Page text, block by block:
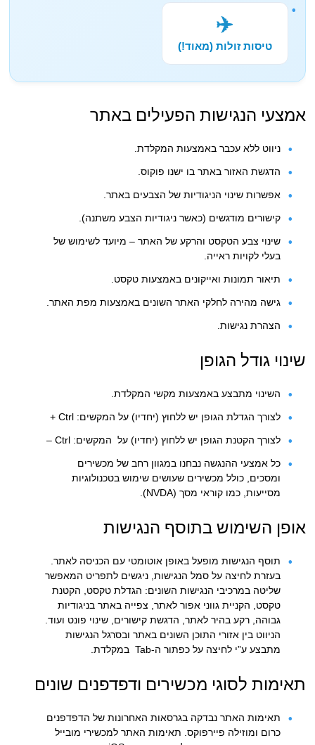
✈️
טיסות זולות (מאוד!)
אמצעי הנגישות הפעילים באתר
ניווט ללא עכבר באמצעות המקלדת.
הדגשת האזור באתר בו ישנו פוקוס.
אפשרות שינוי הניגודיות של הצבעים באתר.
קישורים מודגשים (כאשר ניגודיות הצבע משתנה).
שינוי צבע הטקסט והרקע של האתר – מיועד לשימוש של
בעלי לקויות ראייה.
תיאור תמונות ואייקונים באמצעות טקסט.
גישה מהירה לחלקי האתר השונים באמצעות מפת האתר.
הצהרת נגישות.
שינוי גודל הגופן
השינוי מתבצע באמצעות מקשי המקלדת.
לצורך הגדלת הגופן יש ללחוץ (יחדיו) על המקשים: Ctrl +
לצורך הקטנת הגופן יש ללחוץ (יחדיו) על המקשים: Ctrl –
כל אמצעי ההנגשה נבחנו במגוון רחב של מכשירים
ומסכים, כולל מכשירים שעושים שימוש בטכנולוגיות
מסייעות, כמו קוראי מסך (NVDA).
אופן השימוש בתוסף הנגישות
תוסף הנגישות מופעל באופן אוטומטי עם הכניסה לאתר.
בעזרת לחיצה על סמל הנגישות, ניגשים לתפריט המאפשר
שליטה במרכיבי הנגישות השונים: הגדלת טקסט, הקטנת
טקסט, הקניית גווני אפור לאתר, צפייה באתר בניגודיות
גבוהה, רקע בהיר לאתר, הדגשת קישורים, שינוי פונט ועוד.
הניווט בין אזורי התוכן השונים באתר ובסרגל הנגישות
מתבצע ע”י לחיצה על כפתור ה-Tab במקלדת.
תאימות לסוגי מכשירים ודפדפנים שונים
תאימות האתר נבדקה בגרסאות האחרונות של הדפדפנים
כרום ומוזילה פיירפוקס. תאימות האתר למכשירי מובייל